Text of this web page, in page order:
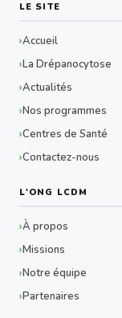
LE SITE
Accueil
La Drépanocytose
Actualités
Nos programmes
Centres de Santé
Contactez-nous
L'ONG LCDM
À propos
Missions
Notre équipe
Partenaires